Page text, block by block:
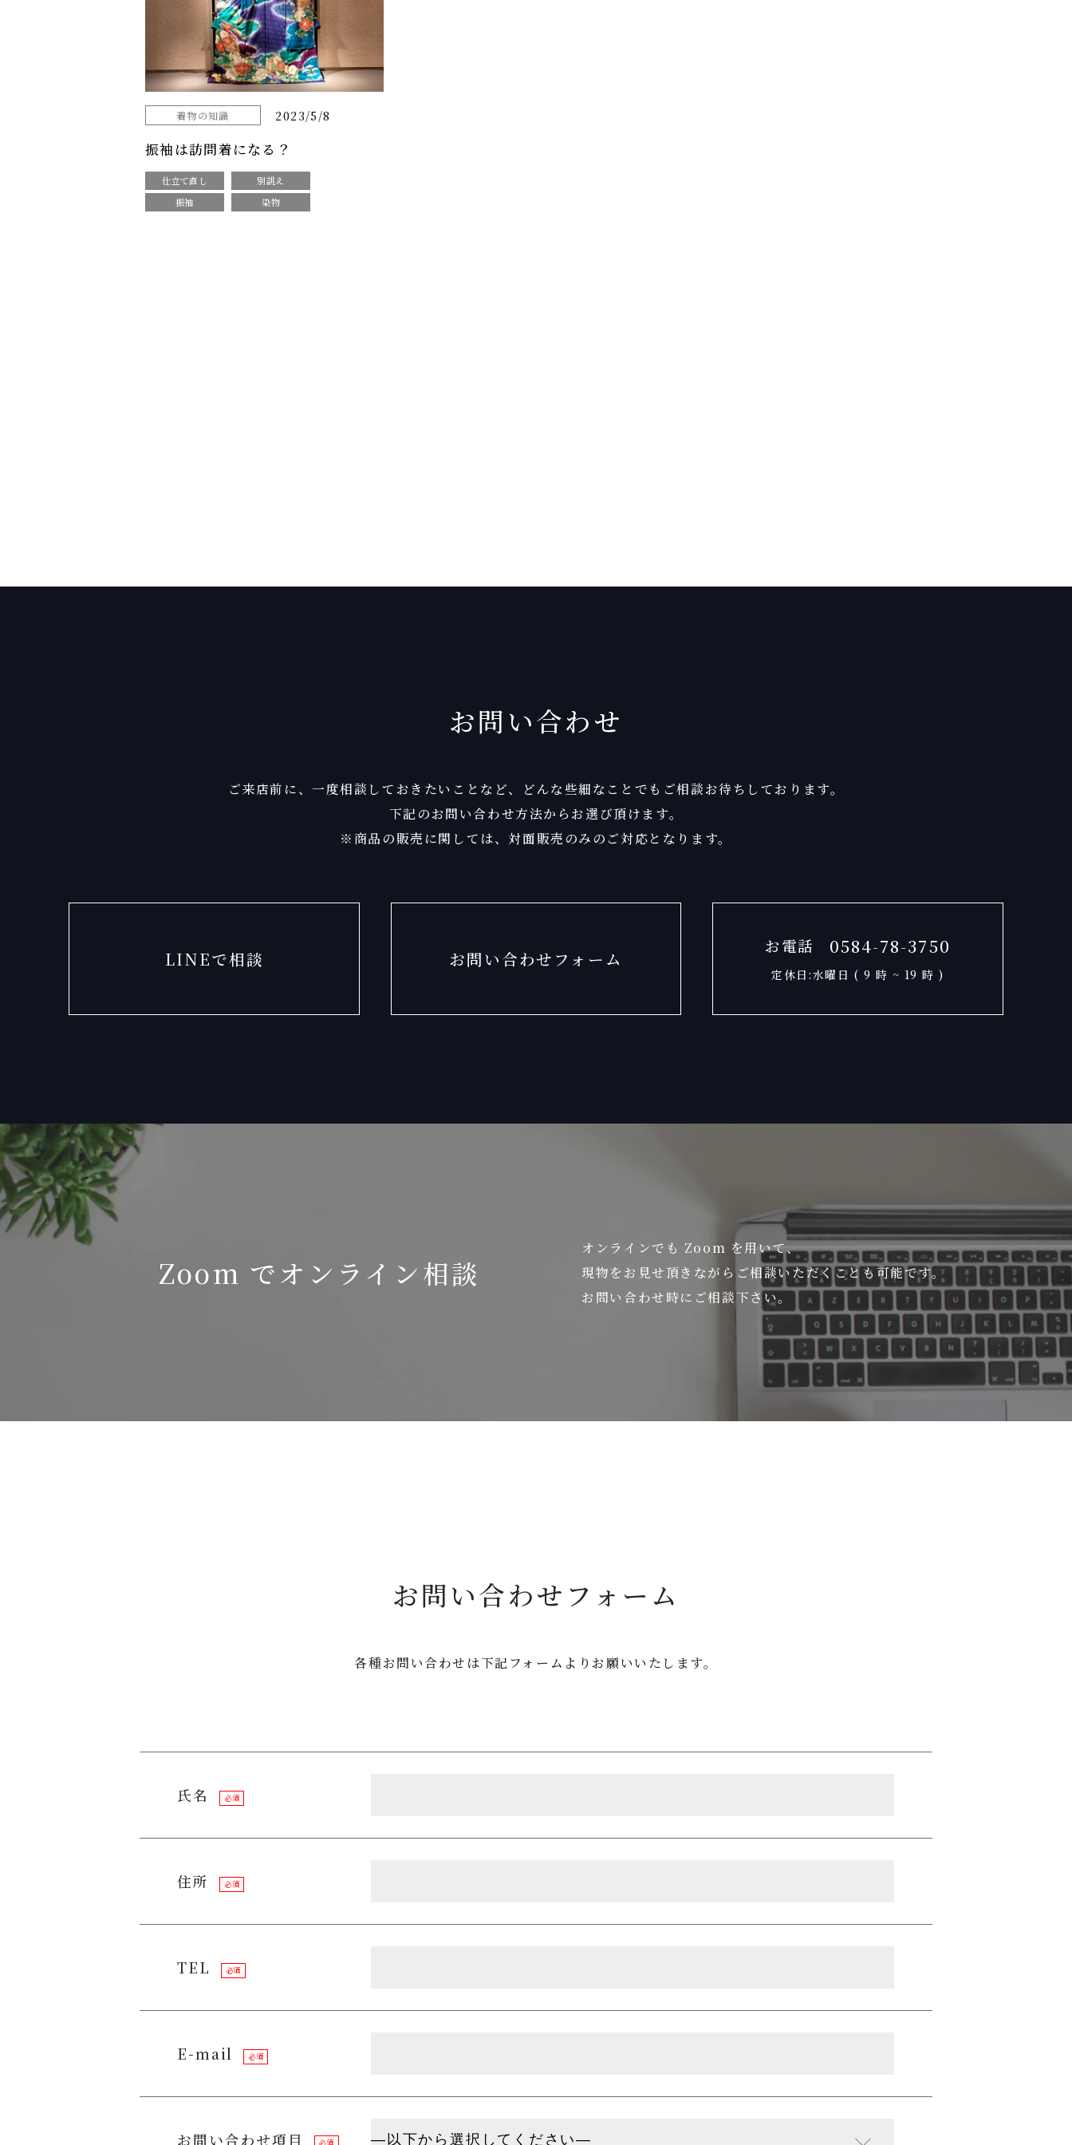
着物の知識 2023/5/8
振袖は訪問着になる？
仕立て直し
別誂え
振袖
染物
お問い合わせ
ご来店前に、一度相談しておきたいことなど、
どんな些細なことでもご相談お待ちしております。
下記のお問い合わせ方法からお選び頂けます。
※商品の販売に関しては、 対面販売のみのご対応となります。
LINEで相談 お問い合わせフォーム
お電話 0584-78-3750
定休日:水曜日 ( 9 時 ~ 19 時 )
Zoom でオンライン相談
オンラインでも Zoom を用いて、
現物をお見せ頂きながら ご相談いただくことも可能です。
お問い合わせ時にご相談下さい。
お問い合わせフォーム
各種お問い合わせは下記フォームよりお願いいたします。
氏名 必須
住所 必須
TEL 必須
E-mail 必須
お問い合わせ項目 必須